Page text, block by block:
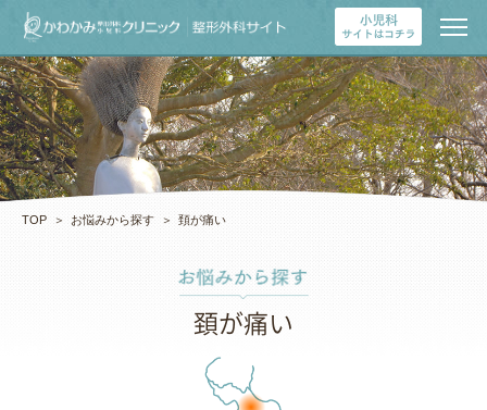
TOP ＞ お悩みから探す ＞ 頚が痛い
頚が痛い